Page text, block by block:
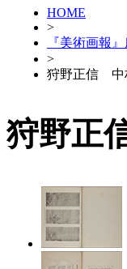
HOME
>
『美術画報
>
狩野正信 中
狩野正